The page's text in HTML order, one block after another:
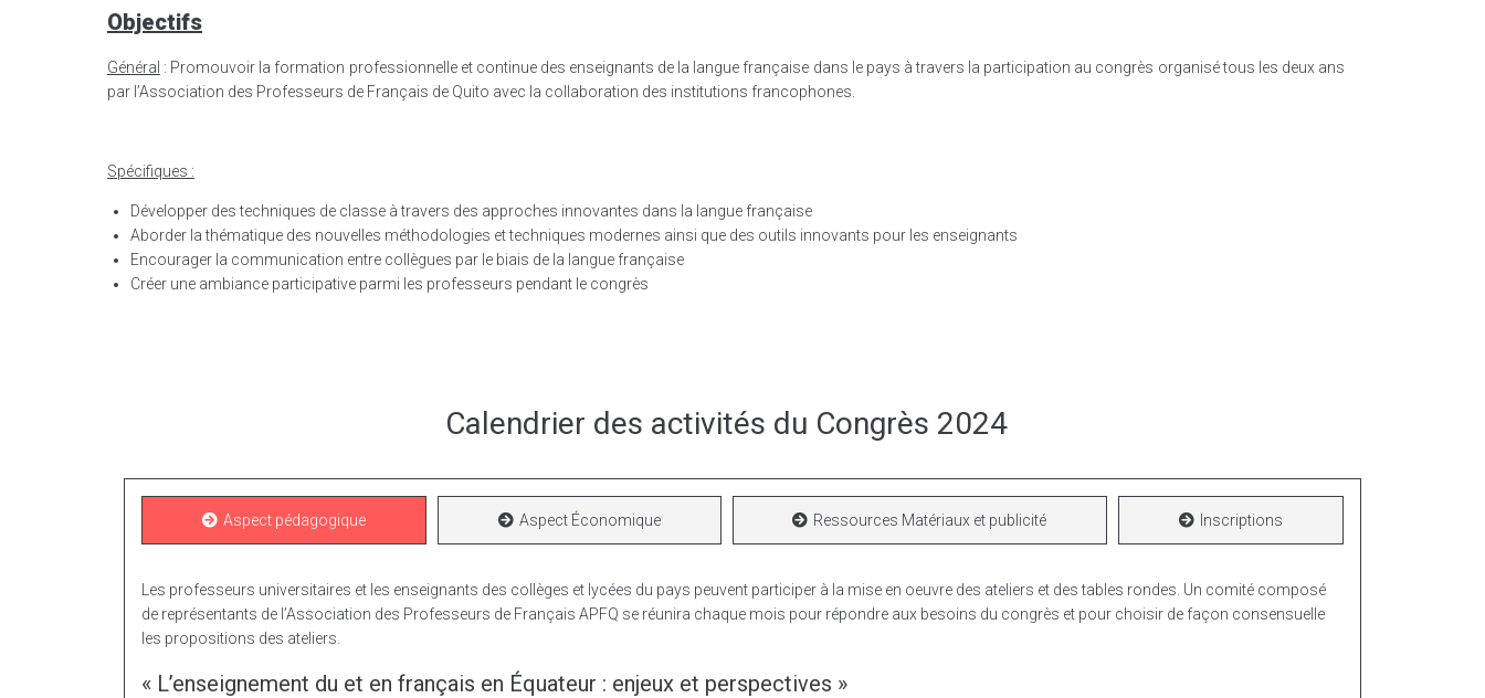
Objectifs
Général : Promouvoir la formation professionnelle et continue des enseignants de la langue française dans le pays à travers la participation au congrès organisé tous les deux ans
par l’Association des Professeurs de Français de Quito avec la collaboration des institutions francophones.
Spécifiques :
Développer des techniques de classe à travers des approches innovantes dans la langue française
Aborder la thématique des nouvelles méthodologies et techniques modernes ainsi que des outils innovants pour les enseignants
Encourager la communication entre collègues par le biais de la langue française
Créer une ambiance participative parmi les professeurs pendant le congrès
Calendrier des activités du Congrès 2024
Aspect pédagogique Aspect Économique Ressources Matériaux et publicité Inscriptions
Les professeurs universitaires et les enseignants des collèges et lycées du pays peuvent participer à la mise en oeuvre des ateliers et des tables rondes. Un comité composé
de représentants de l’Association des Professeurs de Français APFQ se réunira chaque mois pour répondre aux besoins du congrès et pour choisir de façon consensuelle
les propositions des ateliers.
« L’enseignement du et en français en Équateur : enjeux et perspectives »